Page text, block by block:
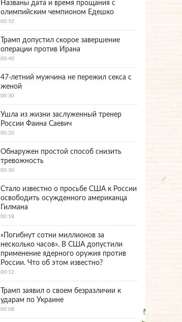
Названы дата и время прощания с
олимпийским чемпионом Едешко
00:52
Трамп допустил скорое завершение
операции против Ирана
00:40
47-летний мужчина не пережил секса с
женой
00:30
Ушла из жизни заслуженный тренер
России Фаина Саевич
00:20
Обнаружен простой способ снизить
тревожность
00:30
Стало известно о просьбе США к России
освободить осужденного американца
Гилмана
00:18
«Погибнут сотни миллионов за
несколько часов». В США допустили
применение ядерного оружия против
России. Что об этом известно?
00:12
Трамп заявил о своем безразличии к
ударам по Украине
00:08